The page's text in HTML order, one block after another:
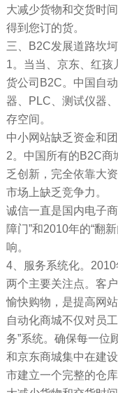
大减少货物和交货时
得到您订的货。
三、B2C发展道路坎坷
1。当当、京东、红孩
货公司B2C。中国自
器、PLC、测试仪器
存空间。
中小网站缺乏资金和
2。中国所有的B2C商
乏创新，完全依靠大
市场上缺乏竞争力。
诚信一直是国内电子
障门”和2010年的“翻
响。
4、服务系统化。
两个主要关注点。客
愉快购物，是提高网
自动化商城不仅对员
务”系统。确保每一位
和京东商城集中在建
市建立一个完整的仓